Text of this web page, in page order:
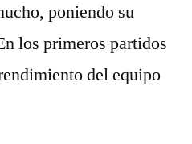
poniendo su
los primeros partidos
del equipo